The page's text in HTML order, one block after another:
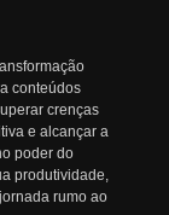
conteúdos
crenças
e alcançar a
poder do
produtividade,
rumo ao